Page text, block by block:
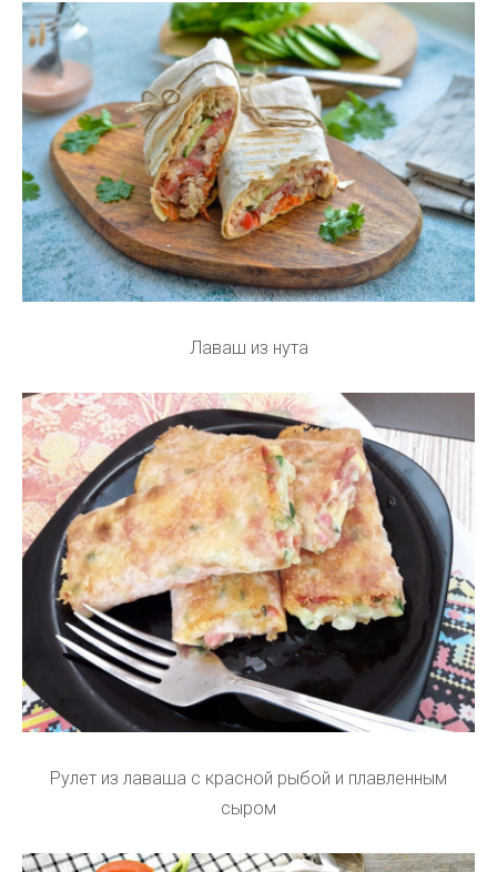
Лаваш из нута
Рулет из лаваша с красной рыбой и плавленным
сыром